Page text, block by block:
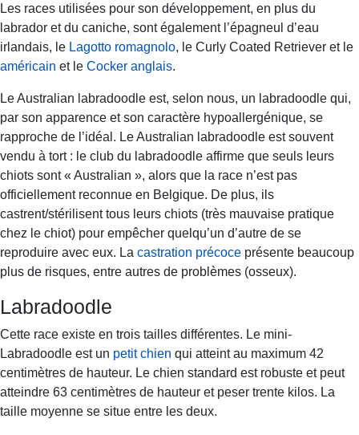
Les races utilisées pour son développement, en plus du
labrador et du caniche, sont également l’épagneul d’eau
irlandais, le Lagotto romagnolo, le Curly Coated Retriever et le
américain et le Cocker anglais.
Le Australian labradoodle est, selon nous, un labradoodle qui,
par son apparence et son caractère hypoallergénique, se
rapproche de l’idéal. Le Australian labradoodle est souvent
vendu à tort : le club du labradoodle affirme que seuls leurs
chiots sont « Australian », alors que la race n’est pas
officiellement reconnue en Belgique. De plus, ils
castrent/stérilisent tous leurs chiots (très mauvaise pratique
chez le chiot) pour empêcher quelqu’un d’autre de se
reproduire avec eux. La castration précoce présente beaucoup
plus de risques, entre autres de problèmes (osseux).
Labradoodle
Cette race existe en trois tailles différentes. Le mini-
Labradoodle est un petit chien qui atteint au maximum 42
centimètres de hauteur. Le chien standard est robuste et peut
atteindre 63 centimètres de hauteur et peser trente kilos. La
taille moyenne se situe entre les deux.